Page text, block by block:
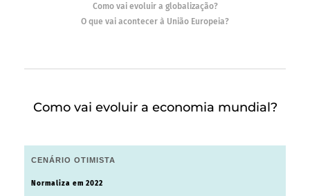
Como vai evoluir a globalização?
O que vai acontecer à União Europeia?
Como vai evoluir a economia mundial?
CENÁRIO OTIMISTA
Normaliza em 2022